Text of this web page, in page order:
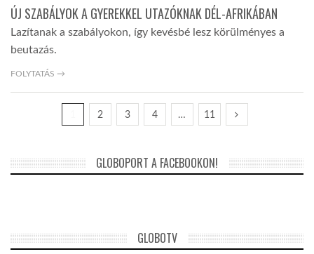
ÚJ SZABÁLYOK A GYEREKKEL UTAZÓKNAK DÉL-AFRIKÁBAN
Lazítanak a szabályokon, így kevésbé lesz körülményes a
beutazás.
FOLYTATÁS →
2 3 4 … 11
GLOBOPORT A FACEBOOKON!
GLOBOTV